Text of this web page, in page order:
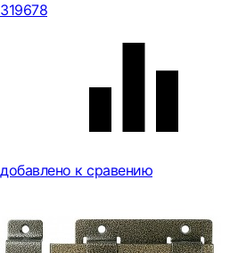
319678
добавлено к сравению